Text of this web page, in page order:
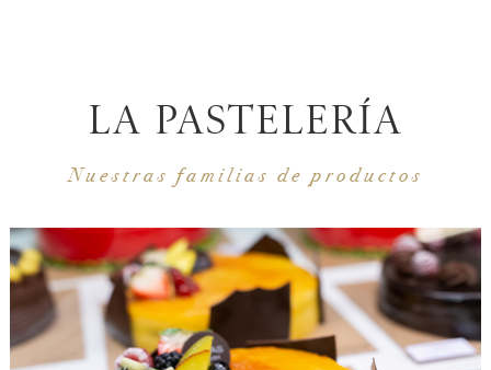
LA PASTELERÍA
Nuestras familias de productos